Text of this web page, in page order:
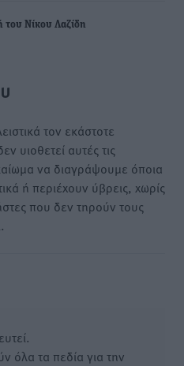
του Νίκου Λαζίδη
τον εκάστοτε
υιοθετεί αυτές τις
να διαγράψουμε όποια
ή περιέχουν ύβρεις, χωρίς
που δεν τηρούν τους
όλα τα πεδία για την